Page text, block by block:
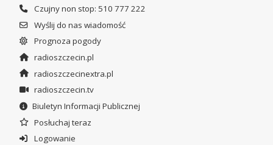
Czujny non stop: 510 777 222
Wyślij do nas wiadomość
Prognoza pogody
radioszczecin.pl
radioszczecinextra.pl
radioszczecin.tv
Biuletyn Informacji Publicznej
Posłuchaj teraz
Logowanie